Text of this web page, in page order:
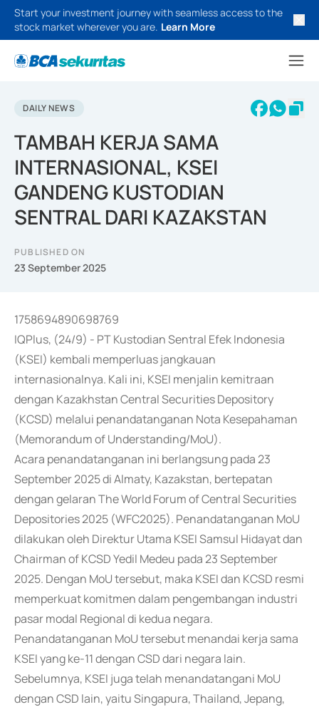
Start your investment journey with seamless access to the
stock market wherever you are. Learn More
DAILY NEWS
TAMBAH KERJA SAMA
INTERNASIONAL, KSEI
GANDENG KUSTODIAN
SENTRAL DARI KAZAKSTAN
PUBLISHED ON
23 September 2025
1758694890698769
IQPlus, (24/9) - PT Kustodian Sentral Efek Indonesia
(KSEI) kembali memperluas jangkauan
internasionalnya. Kali ini, KSEI menjalin kemitraan
dengan Kazakhstan Central Securities Depository
(KCSD) melalui penandatanganan Nota Kesepahaman
(Memorandum of Understanding/MoU).
Acara penandatanganan ini berlangsung pada 23
September 2025 di Almaty, Kazakstan, bertepatan
dengan gelaran The World Forum of Central Securities
Depositories 2025 (WFC2025). Penandatanganan MoU
dilakukan oleh Direktur Utama KSEI Samsul Hidayat dan
Chairman of KCSD Yedil Medeu pada 23 September
2025. Dengan MoU tersebut, maka KSEI dan KCSD resmi
memperkuat komitmen dalam pengembangan industri
pasar modal Regional di kedua negara.
Penandatanganan MoU tersebut menandai kerja sama
KSEI yang ke-11 dengan CSD dari negara lain.
Sebelumnya, KSEI juga telah menandatangani MoU
dengan CSD lain, yaitu Singapura, Thailand, Jepang,